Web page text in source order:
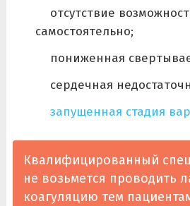
отсутствие
самостоятельно;
пониженная
сердечная
запущенная стадия
Квалифицированный
не возьмется проводить
коагуляцию тем